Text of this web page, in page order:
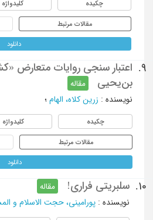
چکیده کلیدواژه
مقالات مرتبط
دانلود
9.
اعتبار سنجی روایات متعارض
بن‌یحیی
مقاله
نویسنده: زرین کلاه، الهام؛
چکیده کلیدواژه
مقالات مرتبط
دانلود
10. سلبریتی فراری!
مقاله
نویسنده: پورامینی، حجت الاسلام و